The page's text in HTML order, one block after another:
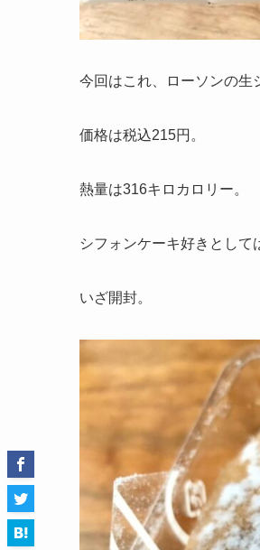
今回はこれ、ローソンの生
価格は税込215円。
熱量は316キロカロリー。
シフォンケーキ好きとし
いざ開封。